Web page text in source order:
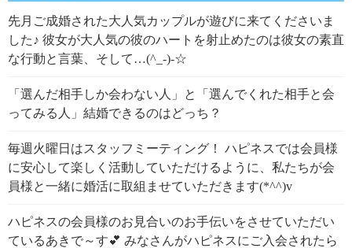
先月ご成婚された大人気カップルが遊びに来てくださいま
した♪ 彼女が大人気の彼のハートを射止めたのは彼女の素直
な行動と言葉、そして…(^_-)-☆
「選んだ相手しか会わない人」と「選んでくれた相手と会
ってみる人」結婚できるのはどっち？
毎週火曜日はスタッフミーティング！ ハピネスでは会員様
に安心して楽しく活動していただけるように、私たちが会
員様と一緒に婚活に取組ませていただきます(*^^)v
ハピネスの会員様のお見合いのお手伝いをさせていただい
ているあきで～す💕 みなさんがハピネスにご入会されたら